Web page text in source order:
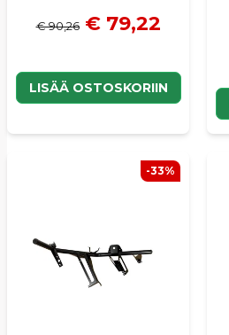
€ 90,26 € 79,22
LISÄÄ OSTOSKORIIN
-33%